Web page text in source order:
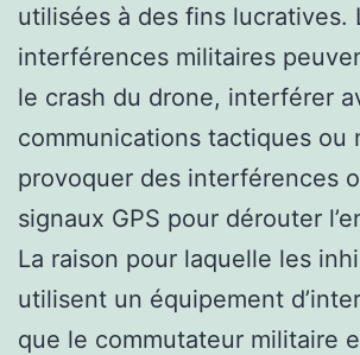
utilisées à des fins lucratives.
interférences militaires
le crash du drone, interférer
communications tactiques ou
provoquer des interférences
signaux GPS pour dérouter
La raison pour laquelle les
utilisent un équipement
que le commutateur militaire